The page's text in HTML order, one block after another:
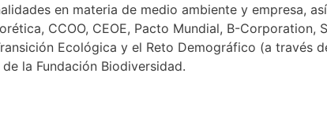
en materia de medio ambiente y empresa,
CCOO, CEOE, Pacto Mundial, B-Corporation,
Ecológica y el Reto Demográfico (a través
la Fundación Biodiversidad.